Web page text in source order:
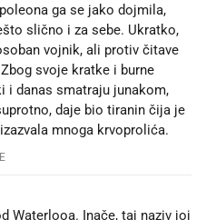
ga se jako dojmila,
slično i za sebe. Ukratko,
vojnik, ali protiv čitave
svoje kratke i burne
i danas smatraju junakom,
daje bio tiranin čija je
mnoga krvoprolića.
Waterlooa. Inače, taj naziv joj